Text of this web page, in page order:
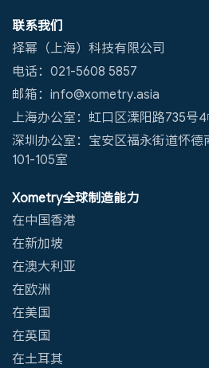
联系我们
择幂（上海）科技有限公司
电话：021-5608 5857
邮箱：info@xometry.asia
上海办公室：虹口区溧阳路735号
深圳办公室：宝安区福永街道怀
101-105室
Xometry全球制造能力
在中国香港
在新加坡
在澳大利亚
在欧洲
在美国
在英国
在土耳其